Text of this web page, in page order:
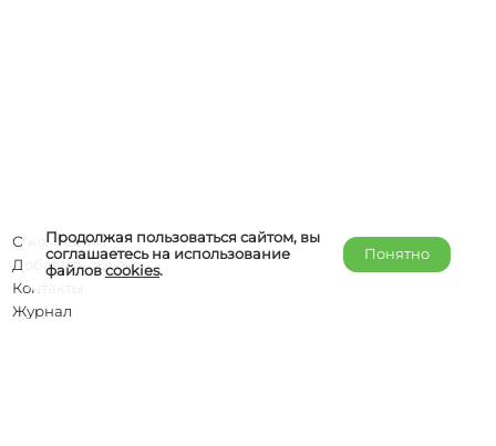
Продолжая пользоваться сайтом, вы
соглашаетесь на использование
файловcookies.
Понятно
О компании
Добавить объект
Контакты
Журнал